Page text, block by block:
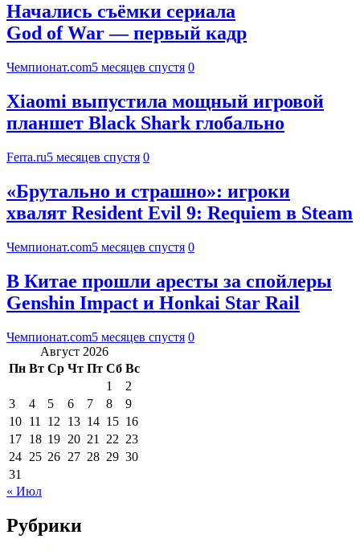
Начались съёмки сериала
God of War — первый кадр
Чемпионат.com5 месяцев спустя 0
Xiaomi выпустила мощный игровой
планшет Black Shark глобально
Ferra.ru5 месяцев спустя 0
«Брутально и страшно»: игроки
хвалят Resident Evil 9: Requiem в Steam
Чемпионат.com5 месяцев спустя 0
В Китае прошли аресты за спойлеры
Genshin Impact и Honkai Star Rail
Чемпионат.com5 месяцев спустя 0
Август 2026
Пн Вт Ср Чт Пт Сб Вс
1
2
3
4 5 6 7 8
9
10 11 12 13 14 15 16
17 18 19 20 21 22 23
24 25 26 27 28 29 30
31
« Июл
Рубрики